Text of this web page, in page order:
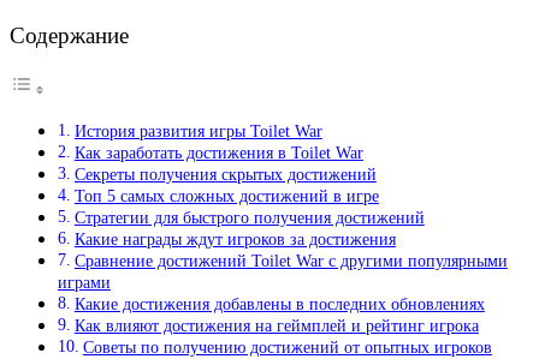
Содержание
История развития игры Toilet War
Как заработать достижения в Toilet War
Секреты получения скрытых достижений
Топ 5 самых сложных достижений в игре
Стратегии для быстрого получения достижений
Какие награды ждут игроков за достижения
Сравнение достижений Toilet War с другими популярными
играми
Какие достижения добавлены в последних обновлениях
Как влияют достижения на геймплей и рейтинг игрока
Советы по получению достижений от опытных игроков